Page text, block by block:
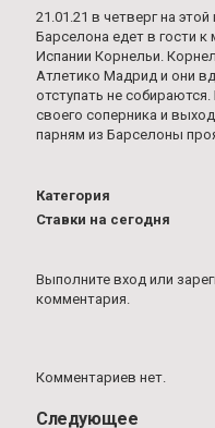
21.01.21 в четверг на
Барселона едет в гости к
Испании Корнельи.
Атлетико Мадрид и они
отступать не
своего соперника и
парням из Барселоны
Категория
Ставки на сегодня
Выполните вход или
комментария.
Комментариев нет.
Следующее